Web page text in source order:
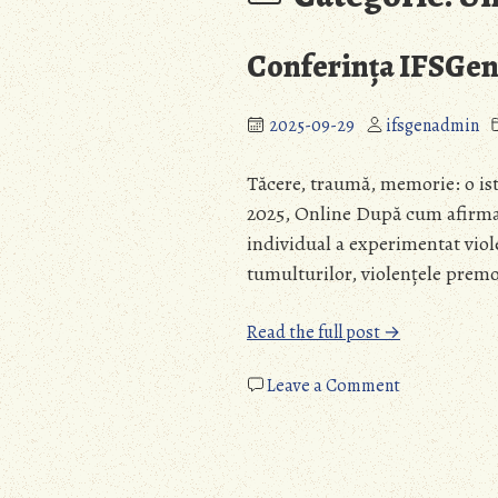
Conferința
2025-09-29 ifsgenadmin
Tăcere, traumă, memorie: o
2025, Online După cum
individual a experimentat
tumulturilor, violențele
Read the full post →„Conferința
IFSGen
III/2025”
Leave a Commenton
Conferința
IFSGen
III/2025
Posts